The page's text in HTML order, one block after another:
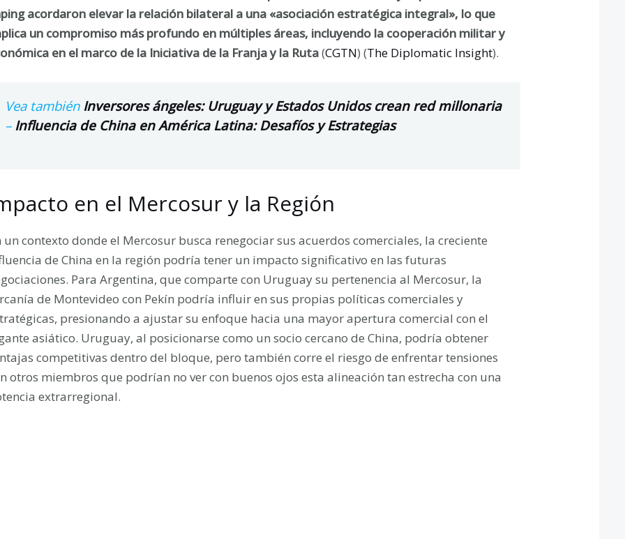
acordaron elevar la relación bilateral a una «asociación estratégica integral», lo que
un compromiso más profundo en múltiples áreas, incluyendo la cooperación militar y
en el marco de la Iniciativa de la Franja y la Ruta​ (CGTN)​ (The Diplomatic Insight).
Vea también Inversores ángeles: Uruguay y Estados Unidos crean red millonaria
–Influencia de China en América Latina: Desafíos y Estrategias
en el Mercosur y la Región
un contexto donde el Mercosur busca renegociar sus acuerdos comerciales, la creciente
de China en la región podría tener un impacto significativo en las futuras
Para Argentina, que comparte con Uruguay su pertenencia al Mercosur, la
de Montevideo con Pekín podría influir en sus propias políticas comerciales y
presionando a ajustar su enfoque hacia una mayor apertura comercial con el
asiático. Uruguay, al posicionarse como un socio cercano de China, podría obtener
competitivas dentro del bloque, pero también corre el riesgo de enfrentar tensiones
otros miembros que podrían no ver con buenos ojos esta alineación tan estrecha con una
extrarregional.